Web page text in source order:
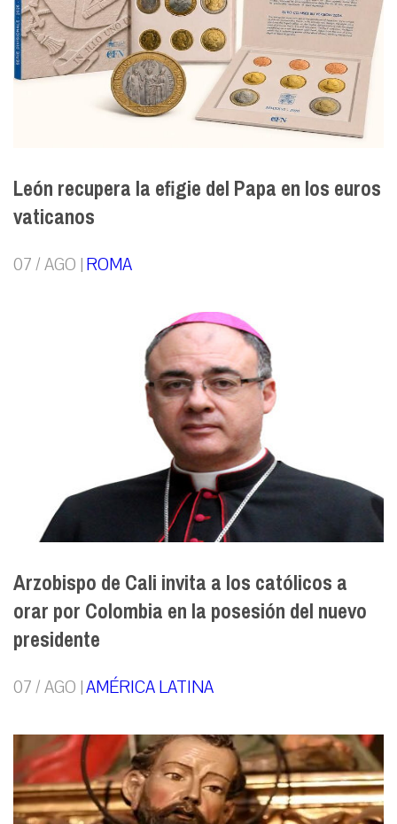
León recupera la efigie del Papa en los euros
vaticanos
07 / AGO |ROMA
Arzobispo de Cali invita a los católicos a
orar por Colombia en la posesión del nuevo
presidente
07 / AGO |AMÉRICA LATINA